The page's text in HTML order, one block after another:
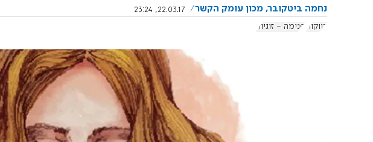
נחמה ביטקובר, מכון עומק הקשר
22.03.17, 23:24
רווקות
פנימה - זוגיות